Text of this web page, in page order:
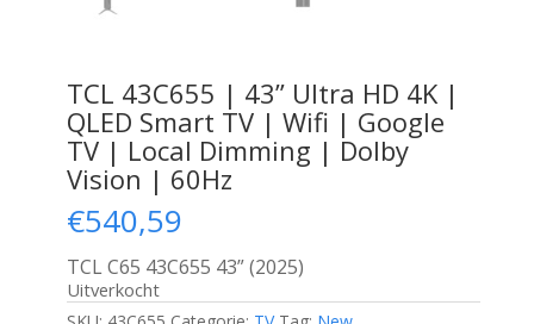
TCL 43C655 | 43” Ultra HD 4K |
QLED Smart TV | Wifi | Google
TV | Local Dimming | Dolby
Vision | 60Hz
€540,59
TCL C65 43C655 43” (2025)
Uitverkocht